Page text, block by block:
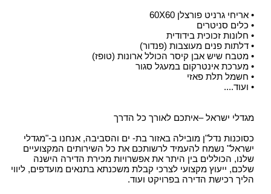
• אריחי גרניט פורצלן 60X60
• כלים סניטרים
• חלונות זכוכית בידודית
• דלתות פנים מעוצבות (פנדור)
• מטבח שיש אבן קיסר הכולל ארונות (טופז)
• מערכת אינטרקום במעגל סגור
• חשמל תלת פאזי
• ועוד....
מגדלי ישראל –איתכם לאורך כל הדרך
כסוכנות נדל"ן מובילה באזור בת- ים והסביבה, אנחנו ב-"מגדלי
ישראל" נשמח להעמיד לרשותכם את כל השירותים המקצועיים
שלנו, הכוללים בין היתר את אפשרויות מכירת הדירה הישנה
שלכם, ייעוץ מקצועי לצרכי קבלת משכנתא בתנאים מועדפים, ליווי
הליך רכישת הדירה בפרויקט ועוד.